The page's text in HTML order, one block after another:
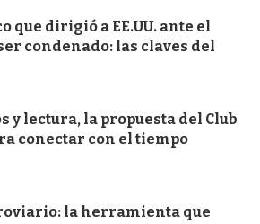
que dirigió a EE.UU. ante el
condenado: las claves del
y lectura, la propuesta del Club
conectar con el tiempo
la herramienta que